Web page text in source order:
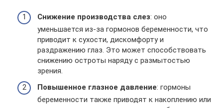
Снижение производства слез: оно
уменьшается из-за гормонов беременности, что
приводит к сухости, дискомфорту и
раздражению глаз. Это может способствовать
снижению остроты наряду с размытостью
зрения.
Повышенное глазное давление: гормоны
беременности также приводят к накоплению или